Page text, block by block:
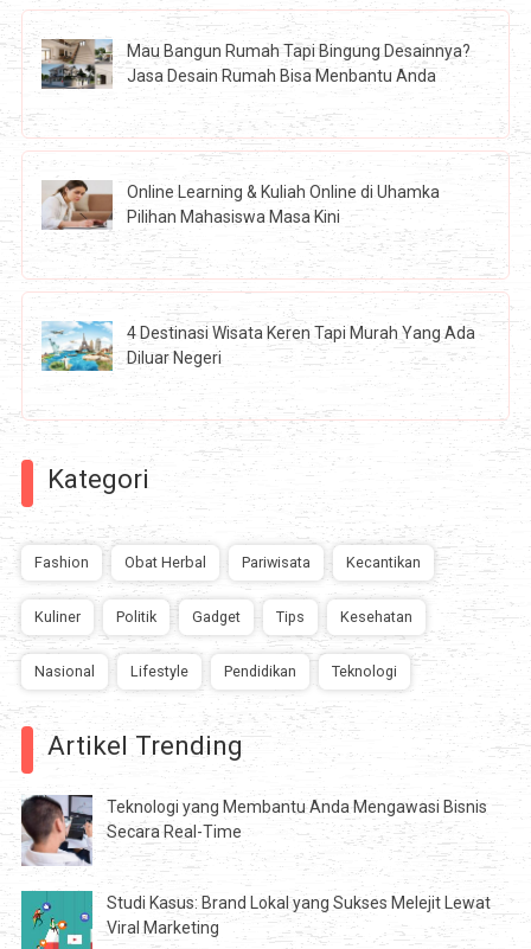
Mau Bangun Rumah Tapi Bingung Desainnya?
Jasa Desain Rumah Bisa Menbantu Anda
Online Learning & Kuliah Online di Uhamka
Pilihan Mahasiswa Masa Kini
4 Destinasi Wisata Keren Tapi Murah Yang Ada
Diluar Negeri
Kategori
Fashion Obat Herbal Pariwisata Kecantikan
Kuliner Politik Gadget Tips Kesehatan
Nasional Lifestyle Pendidikan Teknologi
Artikel Trending
Teknologi yang Membantu Anda Mengawasi Bisnis
Secara Real-Time
Studi Kasus: Brand Lokal yang Sukses Melejit Lewat
Viral Marketing